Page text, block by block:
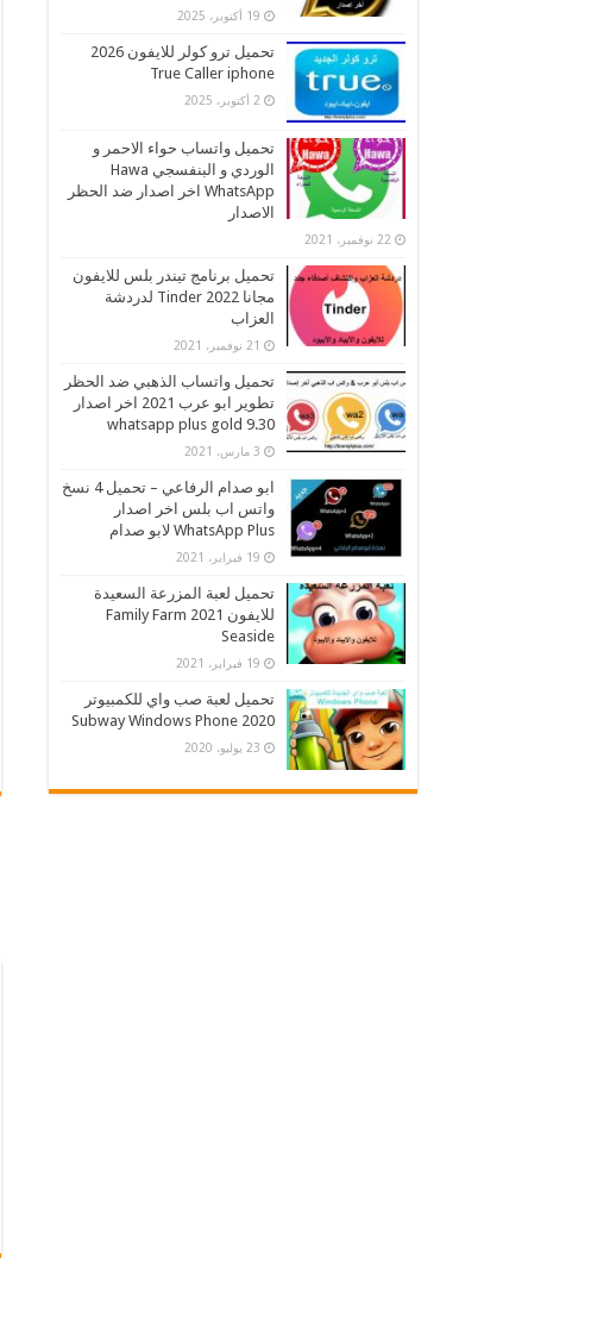
19 أكتوبر، 2025
تحميل ترو كولر للايفون 2026
True Caller iphone
2 أكتوبر، 2025
تحميل واتساب حواء الاحمر و
الوردي و البنفسجي Hawa
WhatsApp اخر اصدار ضد الحظر
الاصدار
22 نوفمبر، 2021
تحميل برنامج تيندر بلس للايفون
مجانا 2022 Tinder لدردشة
العزاب
21 نوفمبر، 2021
تحميل واتساب الذهبي ضد الحظر
تطوير ابو عرب 2021 اخر اصدار
whatsapp plus gold 9.30
3 مارس، 2021
ابو صدام الرفاعي – تحميل 4 نسخ
واتس اب بلس اخر اصدار
WhatsApp Plus لابو صدام
19 فبراير، 2021
تحميل لعبة المزرعة السعيدة
للايفون 2021 Family Farm
Seaside
19 فبراير، 2021
تحميل لعبة صب واي للكمبيوتر
2020 Subway Windows Phone
23 يوليو، 2020